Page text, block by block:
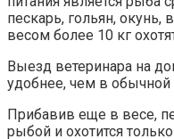
пескарь, гольян,
весом более 10 кг
Выезд ветеринара на
удобнее, чем в обычной
Прибавив еще в весе,
рыбой и охотится